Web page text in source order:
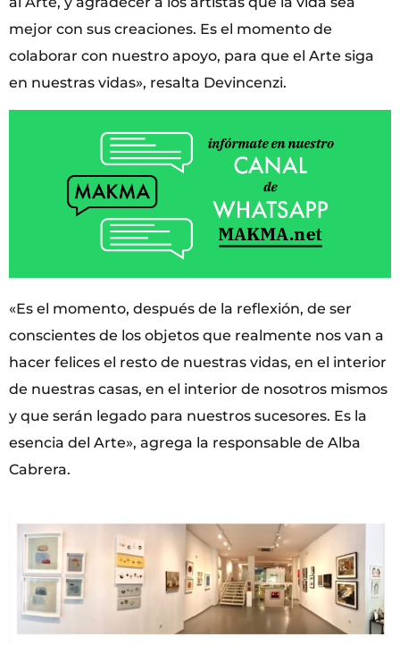
mejor con sus creaciones. Es el momento de
colaborar con nuestro apoyo, para que el Arte siga
en nuestras vidas», resalta Devincenzi.
«Es el momento, después de la reflexión, de ser
conscientes de los objetos que realmente nos van a
hacer felices el resto de nuestras vidas, en el interior
de nuestras casas, en el interior de nosotros mismos
y que serán legado para nuestros sucesores. Es la
esencia del Arte», agrega la responsable de Alba
Cabrera.